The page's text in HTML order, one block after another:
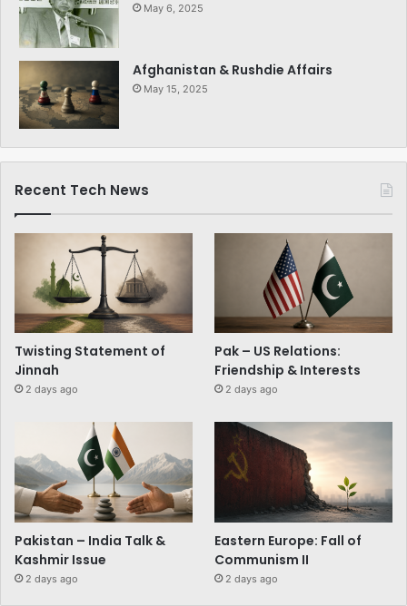
May 6, 2025
Afghanistan & Rushdie Affairs
May 15, 2025
Recent Tech News
Twisting Statement of
Jinnah
2 days ago
Pak – US Relations:
Friendship & Interests
2 days ago
Pakistan – India Talk &
Kashmir Issue
2 days ago
Eastern Europe: Fall of
Communism II
2 days ago